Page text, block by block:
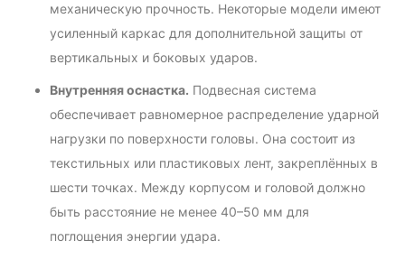
механическую прочность. Некоторые модели имеют
усиленный каркас для дополнительной защиты от
вертикальных и боковых ударов.
Внутренняя оснастка. Подвесная система
обеспечивает равномерное распределение ударной
нагрузки по поверхности головы. Она состоит из
текстильных или пластиковых лент, закреплённых в
шести точках. Между корпусом и головой должно
быть расстояние не менее 40–50 мм для
поглощения энергии удара.